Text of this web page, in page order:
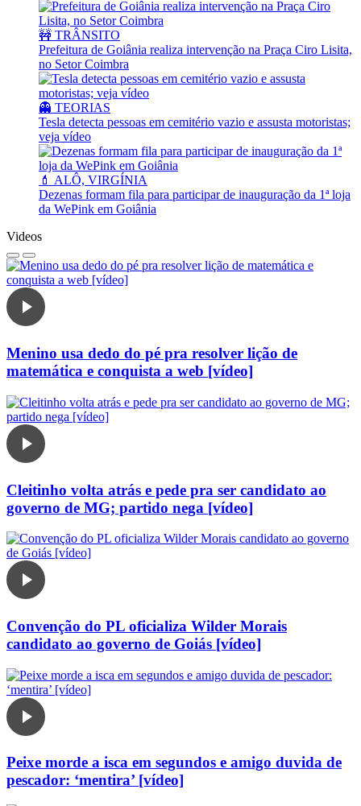
🚧 TRÂNSITO
Prefeitura de Goiânia realiza intervenção na Praça Ciro Lisita,
no Setor Coimbra
👻 TEORIAS
Tesla detecta pessoas em cemitério vazio e assusta motoristas;
veja vídeo
💄 ALÔ, VIRGÍNIA
Dezenas formam fila para participar de inauguração da 1ª loja
da WePink em Goiânia
Videos
Menino usa dedo do pé pra resolver lição de
matemática e conquista a web [vídeo]
Cleitinho volta atrás e pede pra ser candidato ao
governo de MG; partido nega [vídeo]
Convenção do PL oficializa Wilder Morais
candidato ao governo de Goiás [vídeo]
Peixe morde a isca em segundos e amigo duvida de
pescador: ‘mentira’ [vídeo]